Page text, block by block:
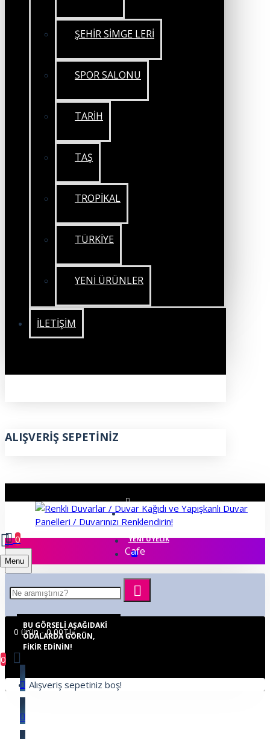
ŞEHİR SİMGE LERİ
SPOR SALONU
TARİH
TAŞ
TROPİKAL
TÜRKİYE
YENİ ÜRÜNLER
İLETIŞIM
ALIŞVERIŞ SEPETINIZ
ÜYE GIRIŞI
YENI ÜYELIK
Menu
0
0 ürün - 0,00TL
0
Alışveriş sepetiniz boş!
Cafe
BU GÖRSELI AŞAĞIDAKI
ODALARDA GÖRÜN,
FIKIR EDININ!